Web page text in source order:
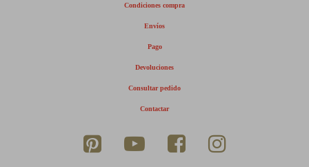
Condiciones compra
Envíos
Pago
Devoluciones
Consultar pedido
Contactar